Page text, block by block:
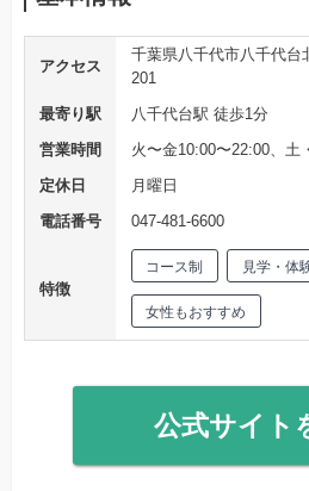
アクセス
千葉県八千代市八千代
201
最寄り駅
八千代台駅 徒歩1分
営業時間
火〜金10:00〜22:00、土
定休日
月曜日
電話番号
047-481-6600
特徴
コース制 見学・体
女性もおすすめ
公式サイト